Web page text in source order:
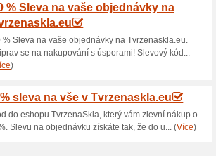
zdarma na
na Here-Shop.cz s